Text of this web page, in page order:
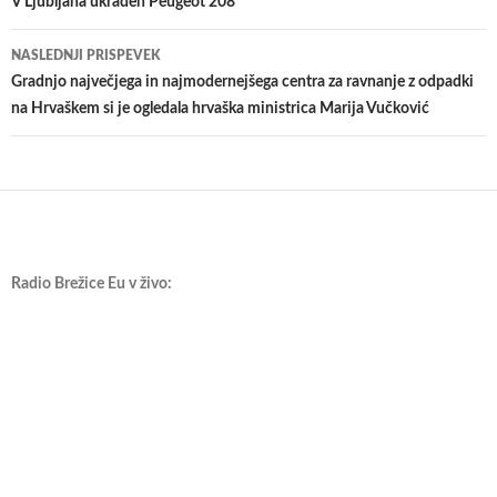
prispevkih
NASLEDNJI PRISPEVEK
Gradnjo največjega in najmodernejšega centra za ravnanje z odpadki
na Hrvaškem si je ogledala hrvaška ministrica Marija Vučković
Radio Brežice Eu v živo: